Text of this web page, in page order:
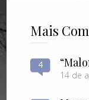
Mais
4
14 de